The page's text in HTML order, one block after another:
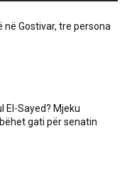
në Gostivar, tre persona
El-Sayed? Mjeku
gati për senatin